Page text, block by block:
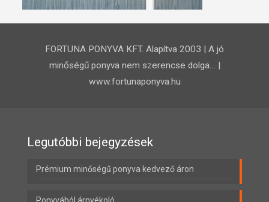
FORTUNA PONYVA KFT. Alapítva 2003 | A jó
minőségű ponyva nem szerencse dolga… |
www.fortunaponyva.hu
Legutóbbi bejegyzések
Prémium minőségű ponyva kedvező áron